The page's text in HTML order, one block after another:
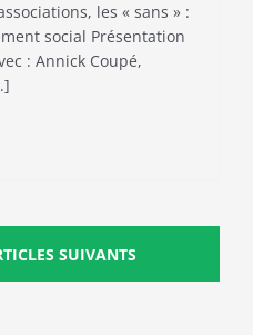
les « sans » :
social Présentation
: Annick Coupé,
SUIVANTS